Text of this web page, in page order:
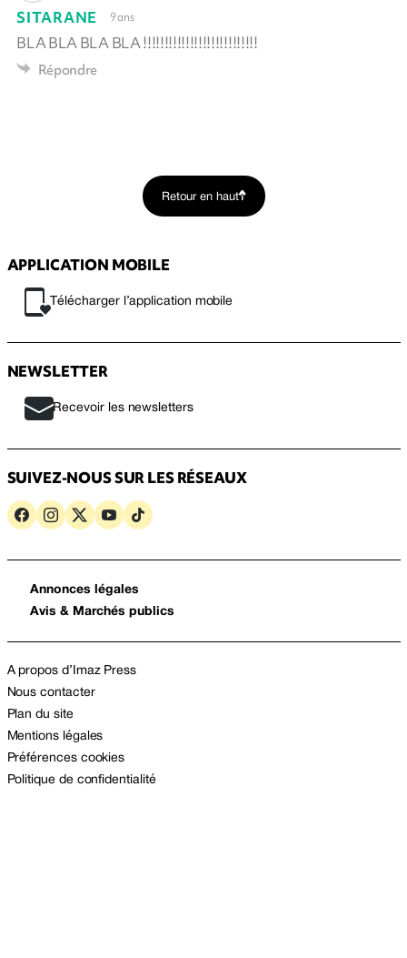
SITARANE 9 ans
BLA BLA BLA BLA !!!!!!!!!!!!!!!!!!!!!!!!!!!
Répondre
Retour en haut
APPLICATION MOBILE
Télécharger l’application mobile
NEWSLETTER
Recevoir les newsletters
SUIVEZ-NOUS SUR LES RÉSEAUX
Annonces légales
Avis & Marchés publics
A propos d’Imaz Press
Nous contacter
Plan du site
Mentions légales
Préférences cookies
Politique de confidentialité